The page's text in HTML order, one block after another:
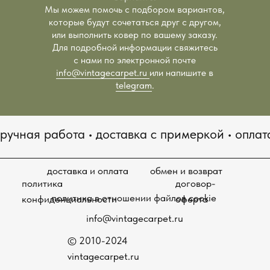
Мы можем помочь с подбором вариантов,
которые будут сочетаться друг с другом,
или выполнить ковер по вашему заказу.
Для подробной информации свяжитесь
с нами по электронной почте
info@vintagecarpet.ru или напишите в
telegram.
© 2010-2024
vintagecarpet.ru